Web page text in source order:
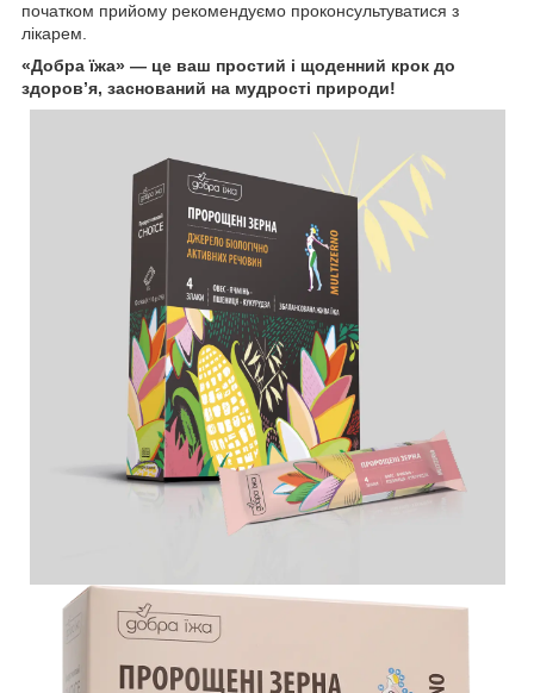
початком прийому рекомендуємо проконсультуватися з
лікарем.
«Добра їжа» — це ваш простий і щоденний крок до
здоров’я, заснований на мудрості природи!